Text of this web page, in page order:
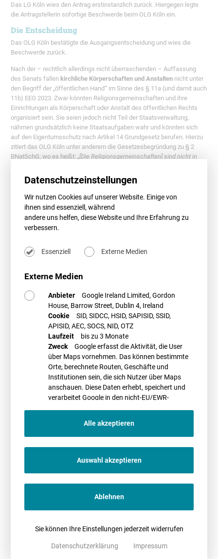
Das LG Köln wies den Antrag erstinstanzlich zurück. Hiergegen legte
die Antragstellerin sofortige Beschwerde beim OLG Köln ein.
Die Entscheidung
Das OLG Köln bestätigte die Ausgangsentscheidung und wies die
Beschwerde zurück.
Nach der – rechtlich allerdings nicht überraschenden – Auffassung
des Senats fallen kirchliche Körperschaften und Anstalten nicht unter
den Begriff der „öffentlichen Hand“ im Sinne des § 11a (und damit auch
11b) EEG 2023. Zwar könnten Religionsgemeinschaften und ihre
Einrichtungen als Körperschaft oder Anstalt des öffentlichen Rechts
organisiert sein. Sie seien jedoch nicht Teil der Staatsverwaltung,
nähmen grundsätzlich keine Staatsaufgaben wahr und könnten sich
auf den Eigentumsschutz nach Artikel 14 Grundgesetz berufen. Hierzu
zitiert das OLG Köln unter anderem die Gesetzesbegründung zu § 2
BNatSchG, wo es heißt:„[Die Religionsgemeinschaften] sind nicht in
staatliche, sondern als gesellschaftliche Einrichtungen zu verstehen.“
bestehe daher nicht.
Bedeutung für Projektierer
Die OLG-Entscheidung dürfte bezüglich der (Nicht-) Anwendbarkeit der
geschaffen haben. Daneben hat der Beschluss noch eine weitere
Bedeutung für Projektierer: Etwas beiläufig stellt der Senat fest, dass
nicht weggefallen sei. Zwar sei die Projektiererin trotz langen
mag – an die Grundstückseigentümer herangetreten. Außerdem habe
sie bis zur Einreichung des einstweiligen Verfügungsantrages den
Druck auf diese nicht erhöht. Allerdings habe dies im vorliegenden Fall
nicht dazu geführt, dass die Projektiererin zu zögerlich war. Genaue
Vorgaben oder Zeiträume nennt der Senat dabei nicht.
EE-Projektierer sollten daher bezüglich der Grundstücke der
öffentlichen Hand, die sie für die Kabelverlegung und den
Errichtungsverkehr benötigen, möglichst frühzeitig auf den jeweiligen
Eigentümer zugehen und im Falle verzögerter Rückmeldung regelmäßig
nachhaken und agieren. Andernfalls könnte der Erfolg eines Eilantrages
aufs Spiel gesetzt werden.
Spitzen des OLG-Senats
hierbei zunächst sowohl öffentliche als auch private Grundstücke von
den Duldungspflichten erfasst sein sollten, steht laut dem Senat außer
abschließend nur die Bemerkung, dass es kirchlichen Eigentümern
selbstverständlich unbenommen bleibt, sich auf freiwilliger Basis
solchen Begehren zu unterwerfen, weil ihrem Verhalten – gerade
Datenschutzeinstellungen
Wir nutzen Cookies auf unserer Website. Einige von
ihnen sind essenziell, während
andere uns helfen, diese Website und Ihre Erfahrung zu
verbessern.
Essenziell Externe Medien
Externe Medien
Anbieter
Google Ireland Limited, Gordon
House, Barrow Street, Dublin 4, Ireland
Cookie
SID, SIDCC, HSID, SAPISID, SSID,
APISID, AEC, SOCS, NID, OTZ
Laufzeit
bis zu 3 Monate
Zweck
Google erfasst die Aktivität, die User
über Maps vornehmen. Das können bestimmte
Orte, berechnete Routen, Geschäfte und
Institutionen sein, die sich Nutzer über Maps
anschauen. Diese Daten erhebt, speichert und
verarbeitet Google in den nicht-EU/EWR-
Alle akzeptieren
Auswahl akzeptieren
Ablehnen
Sie können Ihre Einstellungen jederzeit widerrufen
Datenschutzerklärung Impressum